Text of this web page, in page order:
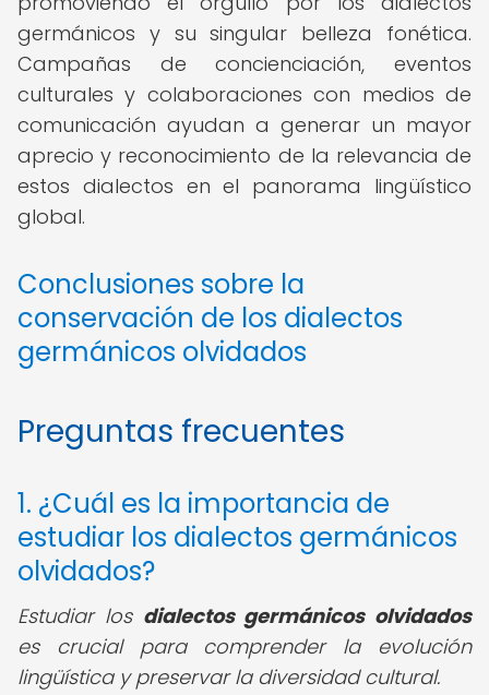
germánicos y su singular belleza fonética.
Campañas de concienciación, eventos
culturales y colaboraciones con medios de
comunicación ayudan a generar un mayor
aprecio y reconocimiento de la relevancia de
estos dialectos en el panorama lingüístico
global.
Conclusiones sobre la
conservación de los dialectos
germánicos olvidados
Preguntas frecuentes
1. ¿Cuál es la importancia de
estudiar los dialectos germánicos
olvidados?
Estudiar los dialectos germánicos olvidados
es crucial para comprender la evolución
lingüística y preservar la diversidad cultural.